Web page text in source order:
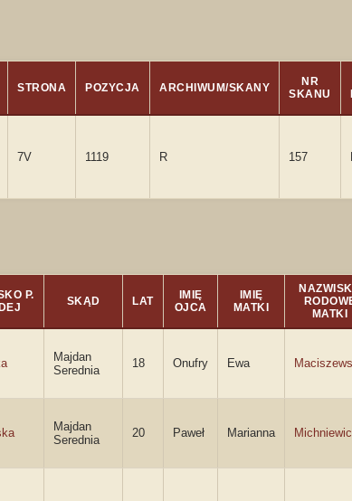
STRONA POZYCJA ARCHIWUM/SKANY
NR
SKANU
7V 1119 R 157
P.
SKĄD LAT
IMIĘ
OJCA
IMIĘ
MATKI
MATKI
Majdan
Serednia
18 Onufry Ewa
Majdan
Serednia
20 Paweł Marianna